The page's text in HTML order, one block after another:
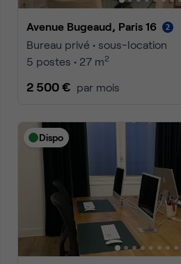
Avenue Bugeaud, Paris 16
Bureau privé • sous-location
5 postes • 27 m2
2 500 € par mois
Dispo